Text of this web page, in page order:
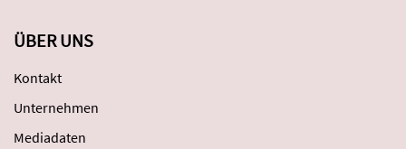
ÜBER UNS
Kontakt
Unternehmen
Mediadaten